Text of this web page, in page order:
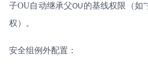
子OU自动继承父OU 的基线权限（如
权）。
安全组例外配置：